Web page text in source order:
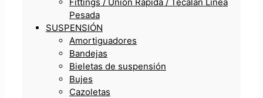
Pesada
SUSPENSIÓN
Amortiguadores
Bandejas
Bieletas de suspensión
Bujes
Cazoletas